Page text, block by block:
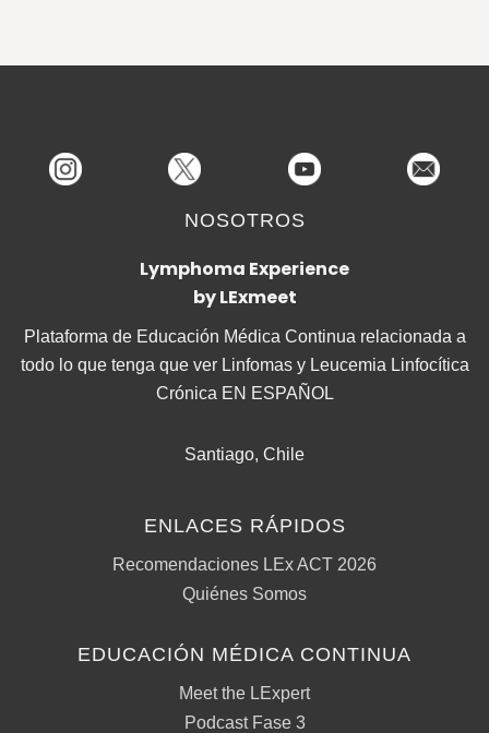
NOSOTROS
Lymphoma Experience
by LExmeet
Plataforma de Educación Médica Continua relacionada a
todo lo que tenga que ver Linfomas y Leucemia Linfocítica
Crónica EN ESPAÑOL
Santiago, Chile
ENLACES RÁPIDOS
Recomendaciones LEx ACT 2026
Quiénes Somos
EDUCACIÓN MÉDICA CONTINUA
Meet the LExpert
Podcast Fase 3